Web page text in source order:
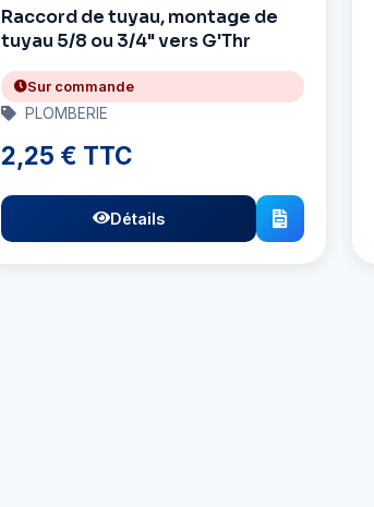
Raccord de tuyau, montage de
tuyau 5/8 ou 3/4" vers G'Thr
Sur commande
PLOMBERIE
2,25 € TTC
Détails